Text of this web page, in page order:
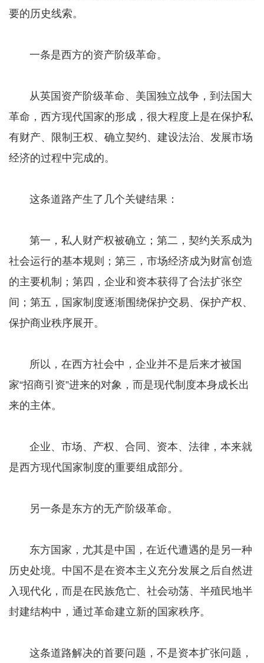
要的历史线索。
一条是西方的资产阶级革命。
从英国资产阶级革命、美国独立战争，到法国大
革命，西方现代国家的形成，很大程度上是在保护私
有财产、限制王权、确立契约、建设法治、发展市场
经济的过程中完成的。
这条道路产生了几个关键结果：
第一，私人财产权被确立；第二，契约关系成为
社会运行的基本规则；第三，市场经济成为财富创造
的主要机制；第四，企业和资本获得了合法扩张空
间；第五，国家制度逐渐围绕保护交易、保护产权、
保护商业秩序展开。
所以，在西方社会中，企业并不是后来才被国
家“招商引资”进来的对象，而是现代制度本身成长出
来的主体。
企业、市场、产权、合同、资本、法律，本来就
是西方现代国家制度的重要组成部分。
另一条是东方的无产阶级革命。
东方国家，尤其是中国，在近代遭遇的是另一种
历史处境。中国不是在资本主义充分发展之后自然进
入现代化，而是在民族危亡、社会动荡、半殖民地半
封建结构中，通过革命建立新的国家秩序。
这条道路解决的首要问题，不是资本扩张问题，